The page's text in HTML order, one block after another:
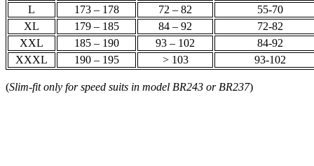
L
173 – 178 72 – 82
55-70
XL
179 – 185 84 – 92
72-82
XXL
185 – 190 93 – 102
84-92
XXXL
190 – 195 > 103 93-102
(Slim-fit only for speed suits in model BR243 or BR237)